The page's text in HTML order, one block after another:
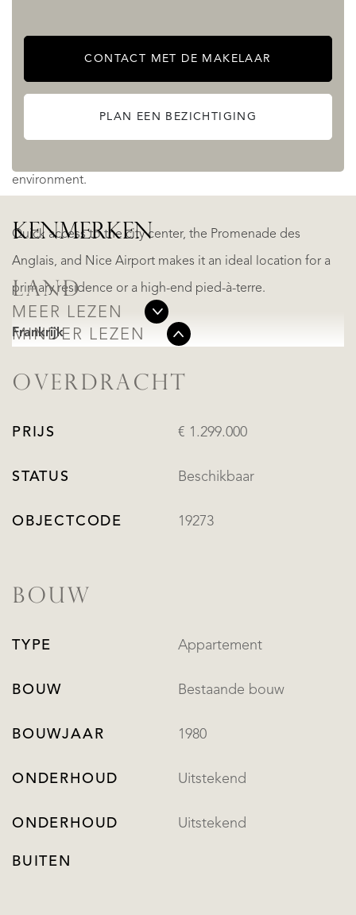
environment.
Quick access to the city center, the Promenade des
Anglais, and Nice Airport makes it an ideal location for a
primary residence or a high-end pied-à-terre.
MEER LEZEN
MINDER LEZEN
CONTACT MET DE MAKELAAR
PLAN EEN BEZICHTIGING
KENMERKEN
LAND
Frankrijk
OVERDRACHT
PRIJS € 1.299.000
STATUS Beschikbaar
OBJECTCODE 19273
BOUW
TYPE Appartement
BOUW Bestaande bouw
BOUWJAAR 1980
ONDERHOUD Uitstekend
ONDERHOUD
BUITEN
Uitstekend